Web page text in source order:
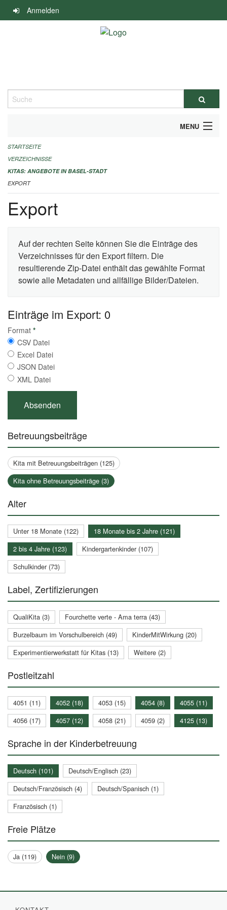
Navigation
überspringen
Anmelden
Suche
MENU
ALLGEMEINE INFORMATIONEN
IMPRESSUM
STARTSEITE
VERZEICHNISSE
KITAS: ANGEBOTE IN BASEL-STADT
EXPORT
Export
Auf der rechten Seite können Sie die Einträge des
Verzeichnisses für den Export filtern. Die
resultierende Zip-Datei enthält das gewählte Format
sowie alle Metadaten und allfällige Bilder/Dateien.
Einträge im Export: 0
Format *
CSV Datei
Excel Datei
JSON Datei
XML Datei
Betreuungsbeiträge
Kita mit Betreuungsbeiträgen (125)
Kita ohne Betreuungsbeiträge (3)
Alter
Unter 18 Monate (122)
18 Monate bis 2 Jahre (121)
2 bis 4 Jahre (123)
Kindergartenkinder (107)
Schulkinder (73)
Label, Zertifizierungen
QualiKita (3)
Fourchette verte - Ama terra (43)
Burzelbaum im Vorschulbereich (49)
KinderMitWirkung (20)
Experimentierwerkstatt für Kitas (13)
Weitere (2)
Postleitzahl
4051 (11) 4052 (18) 4053 (15) 4054 (8)
4055 (11)
4056 (17)
4057 (12) 4058 (21) 4059 (2) 4125 (13)
Sprache in der Kinderbetreuung
Deutsch (101)
Deutsch/Englisch (23)
Deutsch/Französisch (4)
Deutsch/Spanisch (1)
Französisch (1)
Freie Plätze
Ja (119) Nein (9)